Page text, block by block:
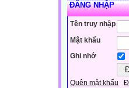
ĐĂNG NHẬP
Tên truy nhập
Mật khẩu
Ghi nhớ
Quên mật khẩu